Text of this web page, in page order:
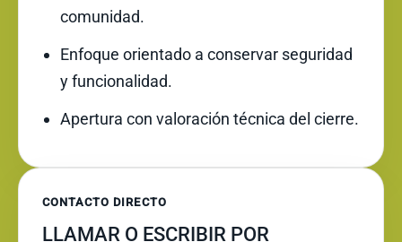
comunidad.
Enfoque orientado a conservar seguridad
y funcionalidad.
Apertura con valoración técnica del cierre.
CONTACTO DIRECTO
LLAMAR O ESCRIBIR POR